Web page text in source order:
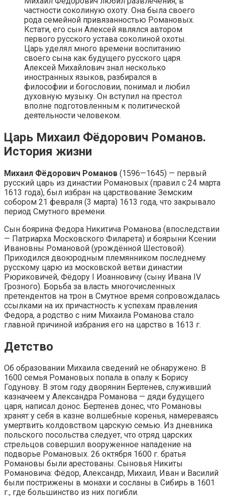
частности соколиную охоту. Она была своего
рода семейной привязанностью Романовых.
Кстати, его сын Алексей являлся автором
первого русского устава соколиной охоты.
Царь уделял много времени воспитанию
своего сына как будущего русского царя.
Алексей Михайлович знал несколько
иностранных языков, разбирался в
философии и богословии, понимал и любил
духовную музыку. Он вступил на престол
вполне подготовленным к политической
деятельности человеком.
Царь Михаил Фёдорович Романов.
История жизни
Михаил Фёдорович Романов (1596—1645) — первый
русский царь из династии Романовых (правил с 24 марта
1613 года), был избран на царствование Земским
собором 21 февраля (3 марта) 1613 года, что закрывало
период Смутного времени.
Сын боярина Федора Никитича Романова (впоследствии
— Патриарха Московского Филарета) и боярыни Ксении
Ивановны Романовой (урождённой Шестовой).
Приходился двоюродным племянником последнему
русскому царю из московской ветви династии
Рюриковичей, Фёдору I Иоанновичу (сыну Ивана IV
Грозного). Борьба за власть многочисленных
претендентов на трон в Смутное время сопровождалась
ссылками на их причастность к успехам правления
Федора, а родство с ним Михаила Романова стало
главной причиной избрания его на царство в 1613 г.
Детство
Об образовании Михаила сведений не обнаружено. В
1600 семья Романовых попала в опалу к Борису
Годунову. В этом году дворянин Бертенев, служивший
казначеем у Александра Романова — дяди будущего
царя, написал донос. Бертенев донес, что Романовы
хранят у себя в казне волшебные коренья, намереваясь
умертвить колдовством царскую семью. Из дневника
польского посольства следует, что отряд царских
стрельцов совершил вооруженное нападение на
подворье Романовых. 26 октября 1600 г. братья
Романовы были арестованы. Сыновья Никиты
Романовича: Фёдор, Александр, Михаил, Иван и Василий
были пострижены в монахи и сосланы в Сибирь в 1601
г., где большинство из них погибли.